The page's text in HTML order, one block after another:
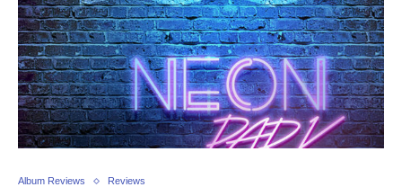
Album Reviews Reviews